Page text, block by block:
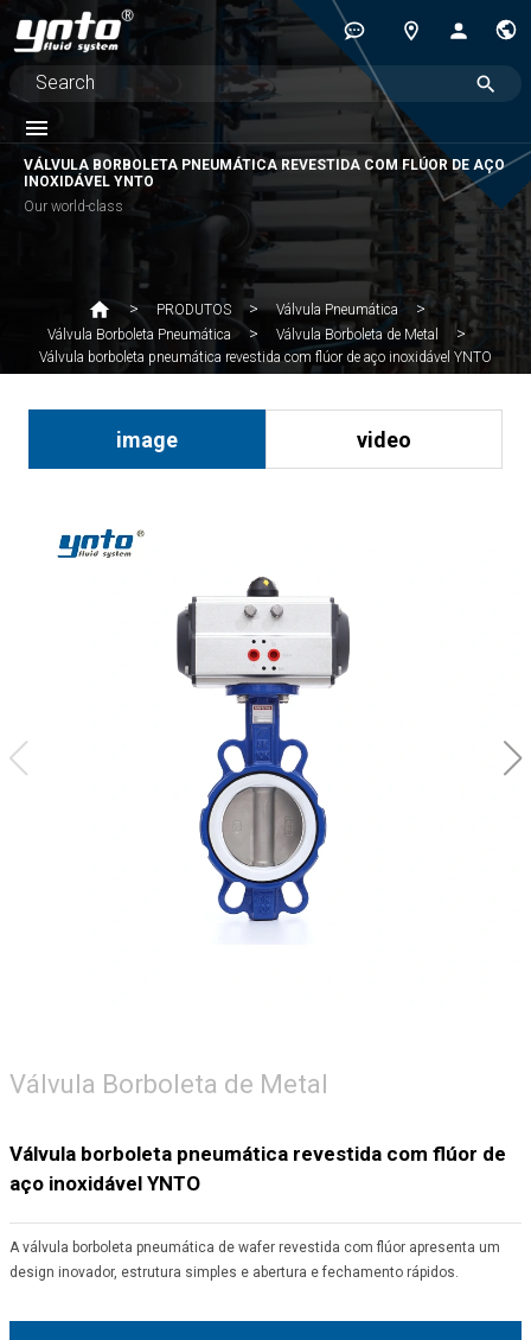
VÁLVULA BORBOLETA PNEUMÁTICA REVESTIDA COM FLÚOR DE AÇO
INOXIDÁVEL YNTO
Our world-class
PRODUTOS
Válvula Pneumática
Válvula Borboleta Pneumática
Válvula Borboleta de Metal
Válvula borboleta pneumática revestida com flúor de aço inoxidável YNTO
image video
Válvula Borboleta de Metal
Válvula borboleta pneumática revestida com flúor de
aço inoxidável YNTO
A válvula borboleta pneumática de wafer revestida com flúor apresenta um
design inovador, estrutura simples e abertura e fechamento rápidos.